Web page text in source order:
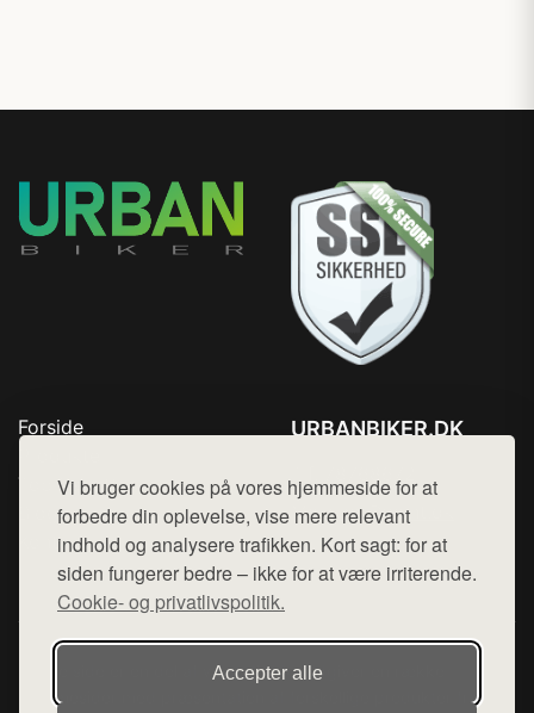
Vi bruger cookies på vores hjemmeside for at
forbedre din oplevelse, vise mere relevant
indhold og analysere trafikken. Kort sagt: for at
siden fungerer bedre – ikke for at være irriterende.
Cookie- og privatlivspolitik.
Accepter alle
Forside
Top Rabatter
Blog
Kontakt
URBANBIKER.DK
Mail: hej@want.dk
Cookie- og privatlivspolitik
Denne side er en del af want.dk, der udgiver en række
hjemmesider med præsentation af forskellige produkter fra